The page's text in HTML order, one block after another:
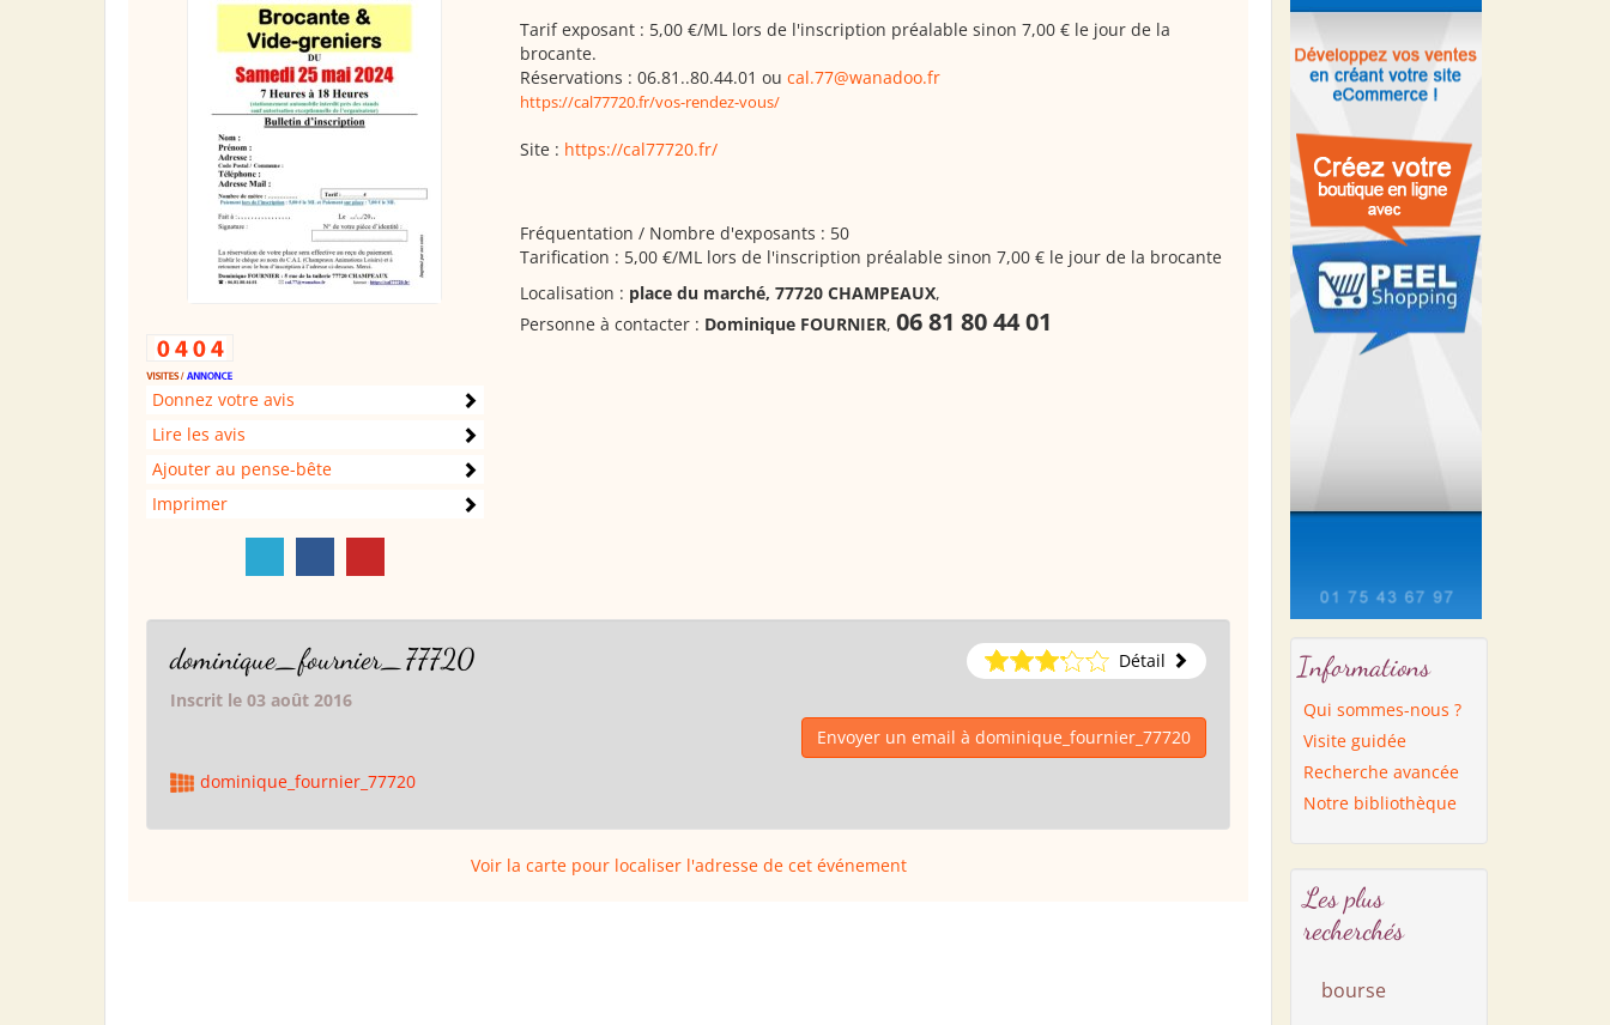
Donnez votre avis
Lire les avis
Ajouter au pense-bête
Imprimer
Tarif exposant : 5,00 €/ML lors de l'inscription préalable sinon 7,00 € le jour de la
brocante.
Réservations : 06.81..80.44.01 ou cal.77@wanadoo.fr
https://cal77720.fr/vos-rendez-vous/
Site : https://cal77720.fr/
Fréquentation / Nombre d'exposants : 50
Tarification : 5,00 €/ML lors de l'inscription préalable sinon 7,00 € le jour de la brocante
Localisation : place du marché, 77720 CHAMPEAUX,
Personne à contacter : Dominique FOURNIER, 06 81 80 44 01
dominique_fournier_77720
Détail
Inscrit le 03 août 2016
Envoyer un email à dominique_fournier_77720
dominique_fournier_77720
Voir la carte pour localiser l'adresse de cet événement
Informations
Qui sommes-nous ?
Visite guidée
Recherche avancée
Notre bibliothèque
Les plus
recherchés
bourse